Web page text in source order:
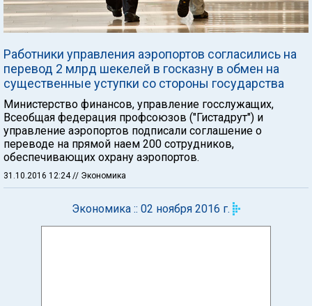
Работники управления аэропортов согласились на
перевод 2 млрд шекелей в госказну в обмен на
существенные уступки со стороны государства
Министерство финансов, управление госслужащих,
Всеобщая федерация профсоюзов ("Гистадрут") и
управление аэропортов подписали соглашение о
переводе на прямой наем 200 сотрудников,
обеспечивающих охрану аэропортов.
31.10.2016 12:24// Экономика
Экономика :: 02 ноября 2016 г.